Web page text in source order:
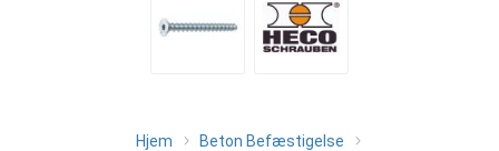
Hjem
Beton Befæstigelse